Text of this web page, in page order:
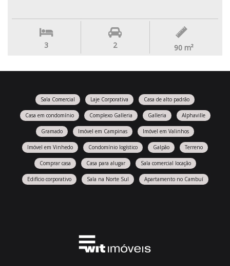
3 2 90 m²
Sala Comercial Laje Corporativa Casa de alto padrão
Casa em condomínio Complexo Galleria Galleria Alphaville
Gramado Imóvel em Campinas Imóvel em Valinhos
Imóvel em Vinhedo Condomínio logístico Galpão Terreno
Comprar casa Casa para alugar Sala comercial locação
Edifício corporativo Sala na Norte Sul Apartamento no Cambuí